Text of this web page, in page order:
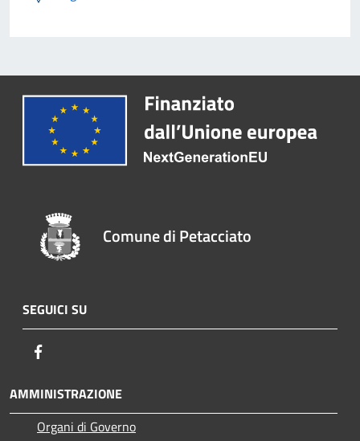
Comune di Petacciato
SEGUICI SU
AMMINISTRAZIONE
Organi di Governo